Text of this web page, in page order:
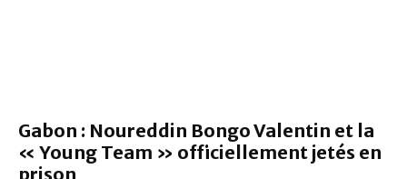
Gabon : Noureddin Bongo Valentin et la
« Young Team » officiellement jetés en
prison